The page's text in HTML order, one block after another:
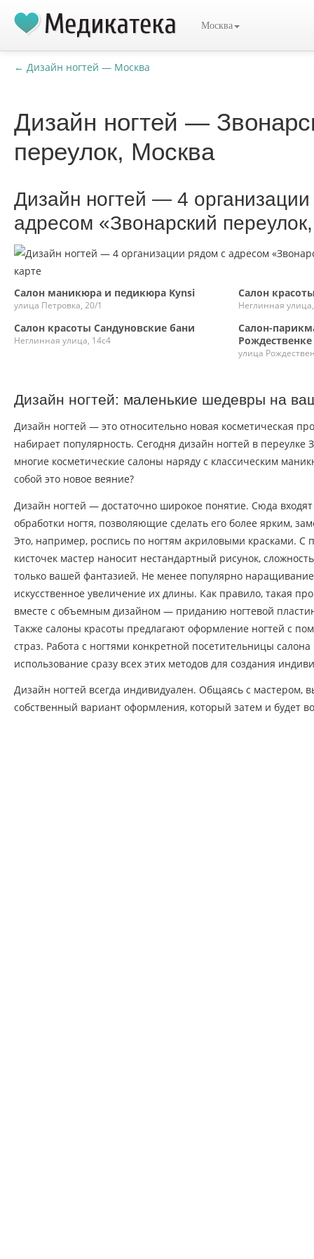
Москва
← Дизайн ногтей — Москва
Дизайн ногтей —
переулок, Москва
Дизайн ногтей — 4
адресом «Звонарский
Салон маникюра и педикюра Kynsi
улица Петровка, 20/1
Салон красоты Сандуновские бани
Неглинная улица, 14с4
Салон
Неглинная
Салон-
Рождественке
улица
Дизайн ногтей: маленькие шедевры на
Дизайн ногтей — это относительно новая косметическая
набирает популярность. Сегодня дизайн ногтей в переулке
многие косметические салоны наряду с классическим
собой это новое веяние?
Дизайн ногтей — достаточно широкое понятие. Сюда
обработки ногтя, позволяющие сделать его более ярким,
Это, например, роспись по ногтям акриловыми красками.
кисточек мастер наносит нестандартный рисунок,
только вашей фантазией. Не менее популярно наращивание
искусственное увеличение их длины. Как правило, такая
вместе с объемным дизайном — приданию ногтевой
Также салоны красоты предлагают оформление ногтей с
страз. Работа с ногтями конкретной посетительницы
использование сразу всех этих методов для создания
Дизайн ногтей всегда индивидуален. Общаясь с мастером,
собственный вариант оформления, который затем и будет